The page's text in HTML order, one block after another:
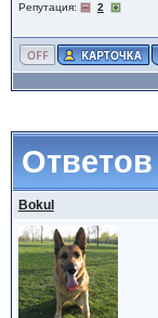
Репутация: 2
Ответов
Bokul